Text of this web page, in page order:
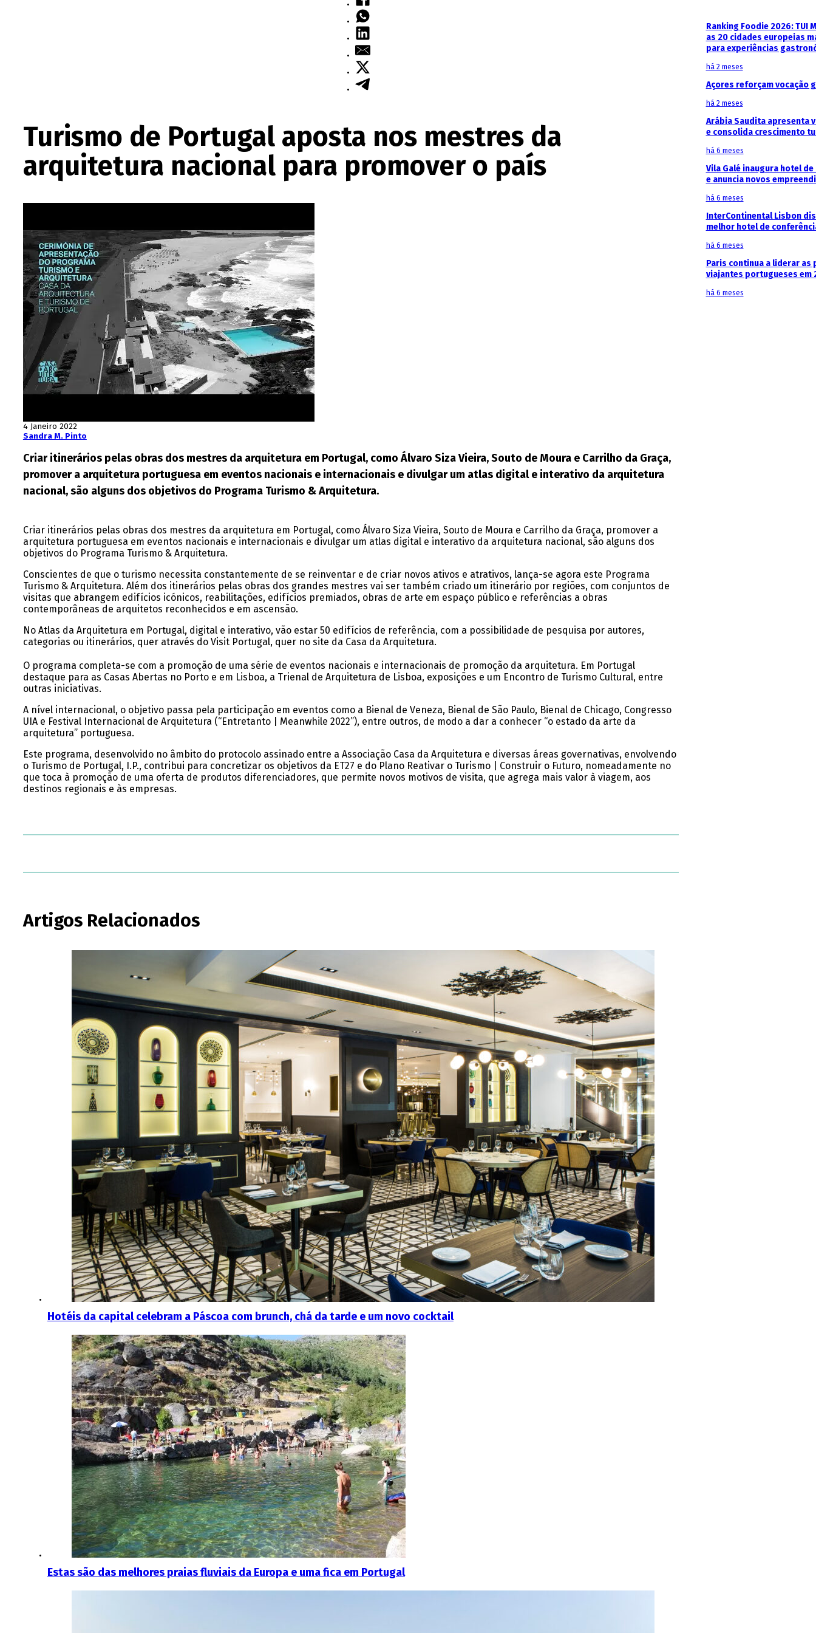
Turismo de Portugal aposta nos mestres da
arquitetura nacional para promover o país
4 Janeiro 2022
Sandra M. Pinto
Criar itinerários pelas obras dos mestres da arquitetura em Portugal, como Álvaro Siza Vieira, Souto de Moura e Carrilho da Graça,
promover a arquitetura portuguesa em eventos nacionais e internacionais e divulgar um atlas digital e interativo da arquitetura
nacional, são alguns dos objetivos do Programa Turismo & Arquitetura.
Criar itinerários pelas obras dos mestres da arquitetura em Portugal, como Álvaro Siza Vieira, Souto de Moura e Carrilho da Graça, promover a
arquitetura portuguesa em eventos nacionais e internacionais e divulgar um atlas digital e interativo da arquitetura nacional, são alguns dos
objetivos do Programa Turismo & Arquitetura.
Conscientes de que o turismo necessita constantemente de se reinventar e de criar novos ativos e atrativos, lança-se agora este Programa
Turismo & Arquitetura. Além dos itinerários pelas obras dos grandes mestres vai ser também criado um itinerário por regiões, com conjuntos de
visitas que abrangem edifícios icónicos, reabilitações, edifícios premiados, obras de arte em espaço público e referências a obras
contemporâneas de arquitetos reconhecidos e em ascensão.
No Atlas da Arquitetura em Portugal, digital e interativo, vão estar 50 edifícios de referência, com a possibilidade de pesquisa por autores,
categorias ou itinerários, quer através do Visit Portugal, quer no site da Casa da Arquitetura.
O programa completa-se com a promoção de uma série de eventos nacionais e internacionais de promoção da arquitetura. Em Portugal
destaque para as Casas Abertas no Porto e em Lisboa, a Trienal de Arquitetura de Lisboa, exposições e um Encontro de Turismo Cultural, entre
outras iniciativas.
A nível internacional, o objetivo passa pela participação em eventos como a Bienal de Veneza, Bienal de São Paulo, Bienal de Chicago, Congresso
UIA e Festival Internacional de Arquitetura (“Entretanto | Meanwhile 2022”), entre outros, de modo a dar a conhecer “o estado da arte da
arquitetura” portuguesa.
Este programa, desenvolvido no âmbito do protocolo assinado entre a Associação Casa da Arquitetura e diversas áreas governativas, envolvendo
o Turismo de Portugal, I.P., contribui para concretizar os objetivos da ET27 e do Plano Reativar o Turismo | Construir o Futuro, nomeadamente no
que toca à promoção de uma oferta de produtos diferenciadores, que permite novos motivos de visita, que agrega mais valor à viagem, aos
destinos regionais e às empresas.​
Artigos Relacionados
Hotéis da capital celebram a Páscoa com brunch, chá da tarde e um novo cocktail
Estas são das melhores praias fluviais da Europa e uma fica em Portugal
Ranking Foodie 2026: TUI
as 20 cidades europeias
para experiências
há 2 meses
Açores reforçam vocação
há 2 meses
Arábia Saudita apresenta
e consolida crescimento
há 6 meses
Vila Galé inaugura hotel de
e anuncia novos
há 6 meses
InterContinental Lisbon
melhor hotel de
há 6 meses
Paris continua a liderar as
viajantes portugueses em
há 6 meses